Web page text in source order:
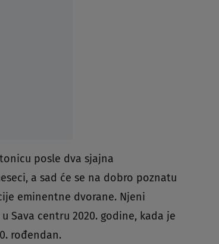
posle dva sjajna
a sad će se na dobro poznatu
eminentne dvorane. Njeni
Sava centru 2020. godine, kada je
rođendan.